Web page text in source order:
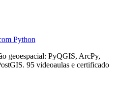
Python
geoespacial: PyQGIS, ArcPy,
95 videoaulas e certificado